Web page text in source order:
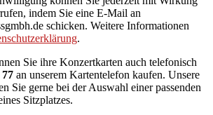
indem Sie eine E-Mail an
schicken. Weitere Informationen
.
Sie ihre Konzertkarten auch telefonisch
77 an unserem Kartentelefon kaufen. Unsere
Sie gerne bei der Auswahl einer passenden
Sitzplatzes.